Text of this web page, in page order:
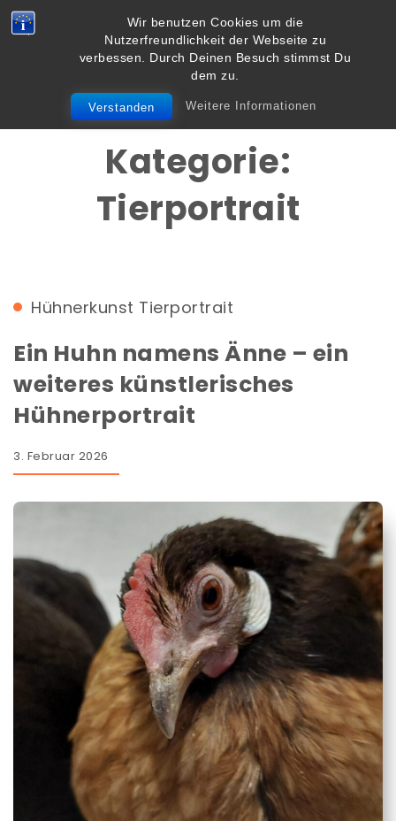
Wir benutzen Cookies um die
Nutzerfreundlichkeit der Webseite zu
verbessen. Durch Deinen Besuch stimmst Du
dem zu.
Verstanden Weitere Informationen
Skip to content
Vielbegabt.de
Toggle
navigation
Kategorie:
Tierportrait
Hühnerkunst Tierportrait
Ein Huhn namens Änne – ein
weiteres künstlerisches
Hühnerportrait
3. Februar 2026